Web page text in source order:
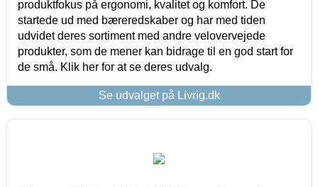
produktfokus på ergonomi, kvalitet og komfort. De
startede ud med bæreredskaber og har med tiden
udvidet deres sortiment med andre velovervejede
produkter, som de mener kan bidrage til en god start for
de små. Klik her for at se deres udvalg.
Se udvalget på Livrig.dk